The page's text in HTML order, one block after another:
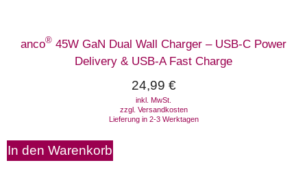
anco® 45W GaN Dual Wall Charger – USB-C Power
Delivery & USB-A Fast Charge
24,99 €
inkl. MwSt.
zzgl. Versandkosten
Lieferung in 2-3 Werktagen
In den Warenkorb